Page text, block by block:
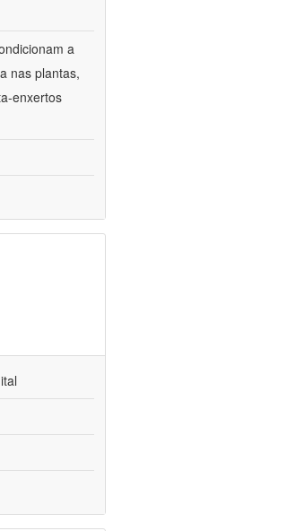
a
nas plantas,
enxertos